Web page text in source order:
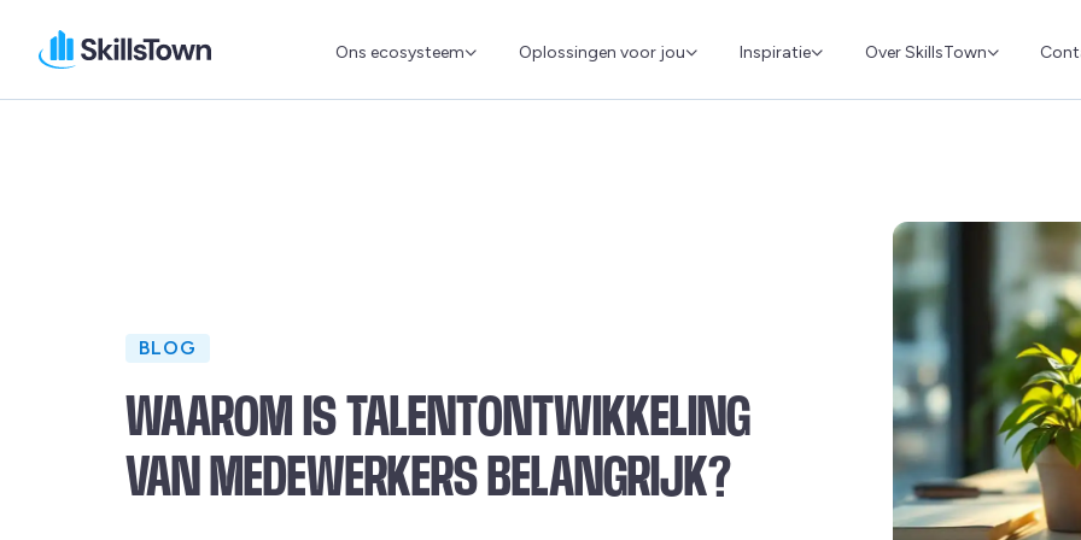
Ons ecosysteem Oplossingen voor jou Inspiratie Over SkillsTown
BLOG
WAAROM IS TALENTONTWIKKELING
VAN MEDEWERKERS BELANGRIJK?